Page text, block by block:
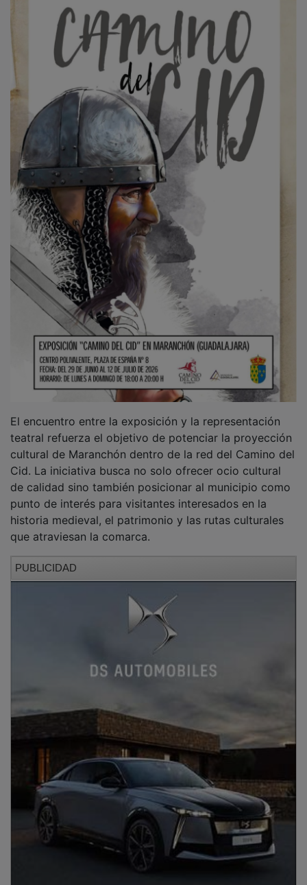
teatral refuerza el objetivo de potenciar la proyección
cultural de Maranchón dentro de la red del Camino del
Cid. La iniciativa busca no solo ofrecer ocio cultural
de calidad sino también posicionar al municipio como
punto de interés para visitantes interesados en la
historia medieval, el patrimonio y las rutas culturales
que atraviesan la comarca.